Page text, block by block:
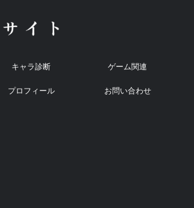
キャラ診断 ゲーム関連
プロフィール お問い合わせ